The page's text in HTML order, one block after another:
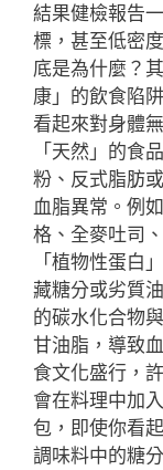
結果健檢報告
標，甚至低密
底是為什麼？
康」的飲食陷
看起來對身體
「天然」的食
粉、反式脂肪
血脂異常。例
格、全麥吐司
「植物性蛋白
藏糖分或劣質
的碳水化合物
甘油脂，導致
食文化盛行，
會在料理中加
包，即使你看
調味料中的糖